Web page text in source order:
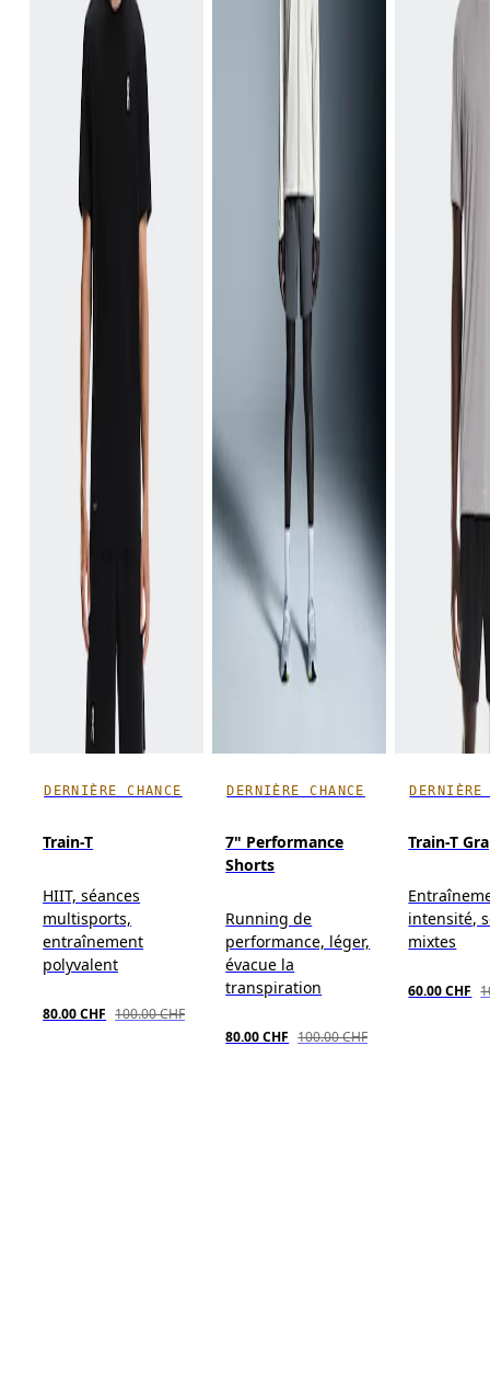
DERNIÈRE CHANCE
Train-T
HIIT, séances
multisports,
entraînement
polyvalent
80.00 CHF 100.00 CHF
DERNIÈRE CHANCE
7" Performance
Shorts
Running de
performance, léger,
évacue la
transpiration
80.00 CHF 100.00 CHF
DERNIÈRE
Train-T
intensité,
mixtes
60.00 CHF